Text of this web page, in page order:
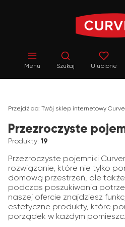
Menu
Otwórz
Szukaj Ulubione
Przejdź do: Twój sklep internetowy
Przezroczyste
Produkty:19
Przezroczyste pojemniki
rozwiązanie, które nie tylko
domową przestrzeń, ale
podczas poszukiwania
naszej ofercie znajdziesz
estetyczne produkty, które
porządek w każdym